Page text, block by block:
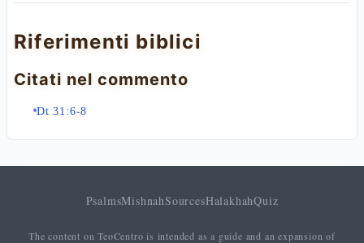
Riferimenti biblici
Citati nel commento
Dt 31:6-8
PsalmsMishnahSourcesHalakhahQuiz
The content on TeoCentro is intended as a guide and an expansion of